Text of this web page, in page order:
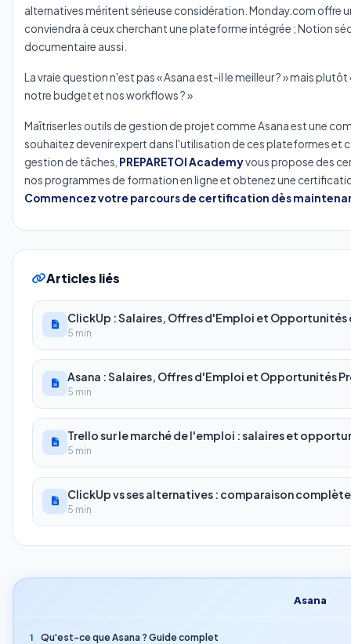
alternatives méritent sérieuse considération. Monday.com offre
conviendra à ceux cherchant une plateforme intégrée ; Notion
documentaire aussi.
La vraie question n'est pas « Asana est-il le meilleur ? » mais
notre budget et nos workflows ? »
Maîtriser les outils de gestion de projet comme Asana est une
souhaitez devenir expert dans l'utilisation de ces plateformes
gestion de tâches, PREPARETOI Academyvous propose des
nos programmes de formation en ligne et obtenez une
Commencez votre parcours de certification dès
Articles liés
ClickUp : Salaires, Offres d'Emploi et Opportunités
5 min
Asana : Salaires, Offres d'Emploi et Opportunités
5 min
Trello sur le marché de l'emploi : salaires et
5 min
ClickUp vs ses alternatives : comparaison
5 min
Asana
1 Qu'est-ce que Asana ? Guide complet